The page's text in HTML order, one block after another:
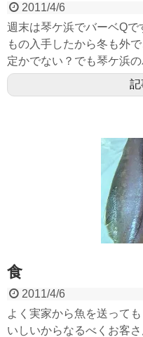
2011/4/6
週末は琴ケ浜でバーベQ
もの入手したから冬も外
定かでない？でも琴ケ浜
記
食
2011/4/6
よく実家から魚を送って
いしいからなるべくお客